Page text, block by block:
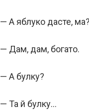
— А яблуко дасте, ма?
— Дам, дам, богато.
— А булку?
— Та й булку…